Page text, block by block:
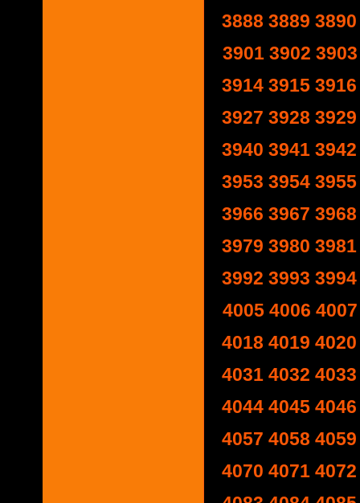
3888 3889 3890
3901 3902 3903
3914 3915 3916
3927 3928 3929
3940 3941 3942
3953 3954 3955
3966 3967 3968
3979 3980 3981
3992 3993 3994
4005 4006 4007
4018 4019 4020
4031 4032 4033
4044 4045 4046
4057 4058 4059
4070 4071 4072